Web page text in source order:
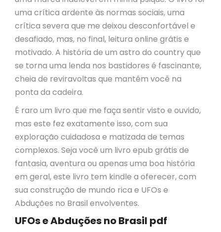
uma crítica ardente às normas sociais, uma
crítica severa que me deixou desconfortável e
desafiado, mas, no final, leitura online grátis e
motivado. A história de um astro do country que
se torna uma lenda nos bastidores é fascinante,
cheia de reviravoltas que mantêm você na
ponta da cadeira.
É raro um livro que me faça sentir visto e ouvido,
mas este fez exatamente isso, com sua
exploração cuidadosa e matizada de temas
complexos. Seja você um livro epub grátis de
fantasia, aventura ou apenas uma boa história
em geral, este livro tem kindle a oferecer, com
sua construção de mundo rica e UFOs e
Abduções no Brasil envolventes.
UFOs e Abduções no Brasil pdf